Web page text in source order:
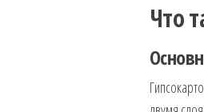
Что